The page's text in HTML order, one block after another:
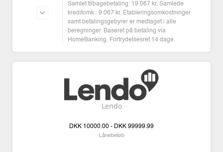
Samlet tilbagebetaling: 19.067 kr. Samlede
kreditomk.: 9.067 kr. Etableringsomkostninger
samt betalingsgebyrer er medtaget i alle
beregninger. Baseret på betaling via
HomeBanking. Fortrydelsesret 14 dage.
Lendo
DKK 10000.00 - DKK 99999.99
Lånebeløb